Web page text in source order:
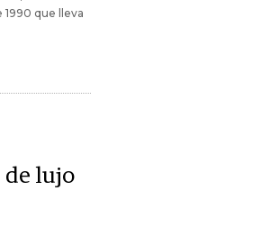
que lleva
de lujo